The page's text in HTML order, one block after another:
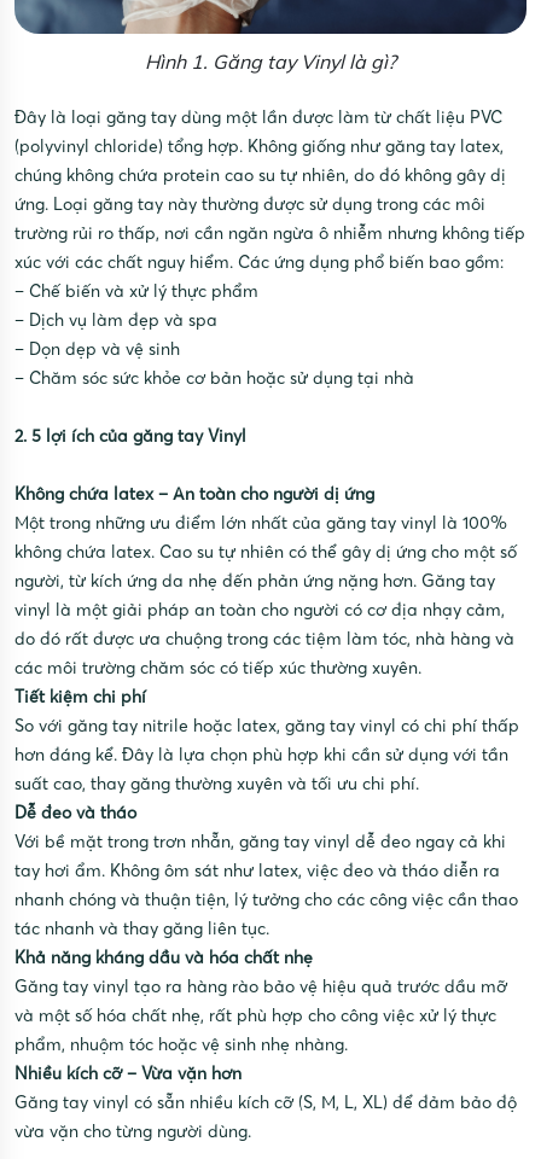
Hình 1. Găng tay Vinyl là gì?
Đây là loại găng tay dùng một lần được làm từ chất liệu PVC
(polyvinyl chloride) tổng hợp. Không giống như găng tay latex,
chúng không chứa protein cao su tự nhiên, do đó không gây dị
ứng. Loại găng tay này thường được sử dụng trong các môi
trường rủi ro thấp, nơi cần ngăn ngừa ô nhiễm nhưng không tiếp
xúc với các chất nguy hiểm. Các ứng dụng phổ biến bao gồm:
– Chế biến và xử lý thực phẩm
– Dịch vụ làm đẹp và spa
– Dọn dẹp và vệ sinh
– Chăm sóc sức khỏe cơ bản hoặc sử dụng tại nhà
2. 5 lợi ích của găng tay Vinyl
Không chứa latex – An toàn cho người dị ứng
Một trong những ưu điểm lớn nhất của găng tay vinyl là 100%
không chứa latex. Cao su tự nhiên có thể gây dị ứng cho một số
người, từ kích ứng da nhẹ đến phản ứng nặng hơn. Găng tay
vinyl là một giải pháp an toàn cho người có cơ địa nhạy cảm,
do đó rất được ưa chuộng trong các tiệm làm tóc, nhà hàng và
các môi trường chăm sóc có tiếp xúc thường xuyên.
Tiết kiệm chi phí
So với găng tay nitrile hoặc latex, găng tay vinyl có chi phí thấp
hơn đáng kể. Đây là lựa chọn phù hợp khi cần sử dụng với tần
suất cao, thay găng thường xuyên và tối ưu chi phí.
Dễ đeo và tháo
Với bề mặt trong trơn nhẵn, găng tay vinyl dễ đeo ngay cả khi
tay hơi ẩm. Không ôm sát như latex, việc đeo và tháo diễn ra
nhanh chóng và thuận tiện, lý tưởng cho các công việc cần thao
tác nhanh và thay găng liên tục.
Khả năng kháng dầu và hóa chất nhẹ
Găng tay vinyl tạo ra hàng rào bảo vệ hiệu quả trước dầu mỡ
và một số hóa chất nhẹ, rất phù hợp cho công việc xử lý thực
phẩm, nhuộm tóc hoặc vệ sinh nhẹ nhàng.
Nhiều kích cỡ – Vừa vặn hơn
Găng tay vinyl có sẵn nhiều kích cỡ (S, M, L, XL) để đảm bảo độ
vừa vặn cho từng người dùng.